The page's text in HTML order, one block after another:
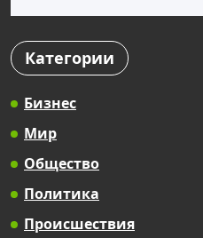
Категории
Бизнес
Мир
Общество
Политика
Происшествия